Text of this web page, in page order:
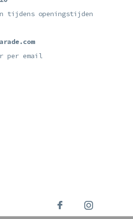
tijdens openingstijden
per email